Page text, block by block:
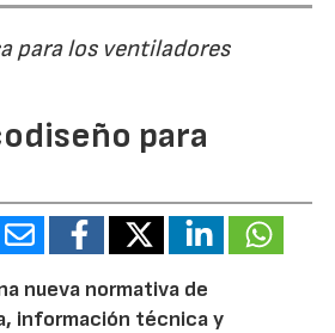
para los ventiladores
para
nueva normativa de
información técnica y